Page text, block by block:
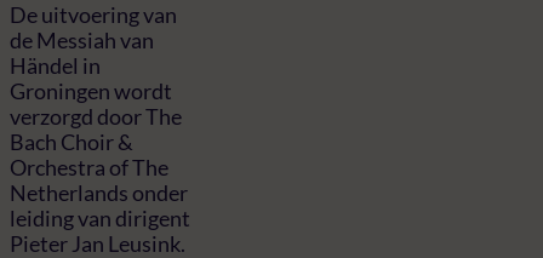
De uitvoering van
de Messiah van
Händel in
Groningen wordt
verzorgd door The
Bach Choir &
Orchestra of The
Netherlands onder
leiding van dirigent
Pieter Jan Leusink.